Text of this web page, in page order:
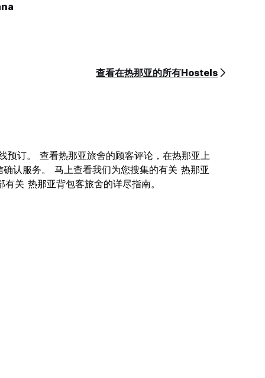
查看在热那亚的所有Hostels
订。 查看热那亚旅舍的顾客评论，在热那亚上
认服务。 马上查看我们为您搜集的有关 热那亚
关 热那亚背包客旅舍的详尽指南。